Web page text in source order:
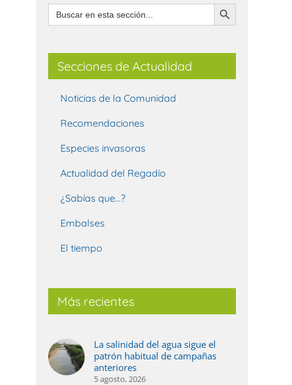
Buscar: Botón de búsqueda
Secciones de Actualidad
Noticias de la Comunidad
Recomendaciones
Especies invasoras
Actualidad del Regadío
¿Sabías que…?
Embalses
El tiempo
Más recientes
La salinidad del agua sigue el
patrón habitual de campañas
anteriores
5 agosto, 2026